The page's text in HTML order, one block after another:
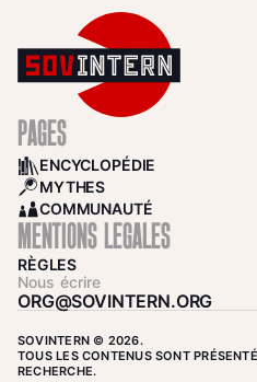
PAGES
BOOKS
ENCYCLOPÉDIE
SEARCH
MYTHES
COMMUNITY
COMMUNAUTÉ
MENTIONS LÉGALES
RÈGLES
Nous écrire
ORG@SOVINTERN.ORG
SOVINTERN © 2026.
TOUS LES CONTENUS SONT
RECHERCHE.